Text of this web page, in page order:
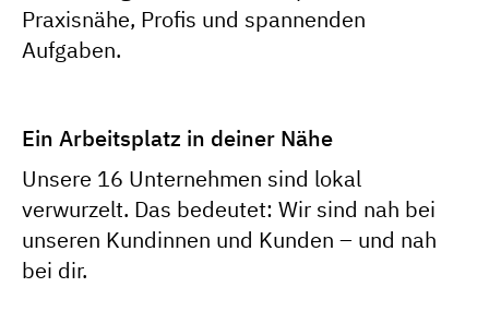
Praxisnähe, Profis und spannenden
Aufgaben.
Ein Arbeitsplatz in deiner Nähe
Unsere 16 Unternehmen sind lokal
verwurzelt. Das bedeutet: Wir sind nah bei
unseren Kundinnen und Kunden – und nah
bei dir.